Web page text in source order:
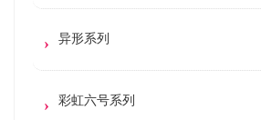
异形系列
彩虹六号系列